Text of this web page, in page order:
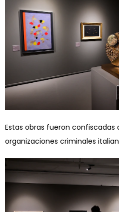
Estas obras fueron confiscadas
organizaciones criminales